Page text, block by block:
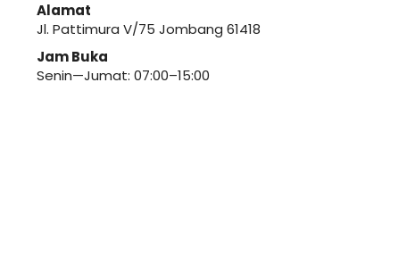
Alamat
Jl. Pattimura V/75 Jombang 61418
Jam Buka
Senin—Jumat: 07:00–15:00